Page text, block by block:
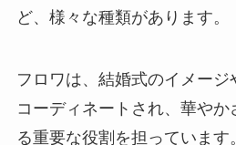
ど、様々な種類があります。
フロワは、結婚式のイメージ
コーディネートされ、華や
る重要な役割を担っています。